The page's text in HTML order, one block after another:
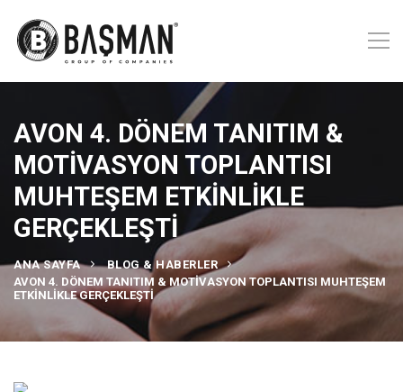
AVON 4. DÖNEM TANITIM &
MOTİVASYON TOPLANTISI
MUHTEŞEM ETKİNLİKLE
GERÇEKLEŞTİ
ANA SAYFA
BLOG & HABERLER
AVON 4. DÖNEM TANITIM & MOTİVASYON TOPLANTISI MUHTEŞEM
ETKİNLİKLE GERÇEKLEŞTİ